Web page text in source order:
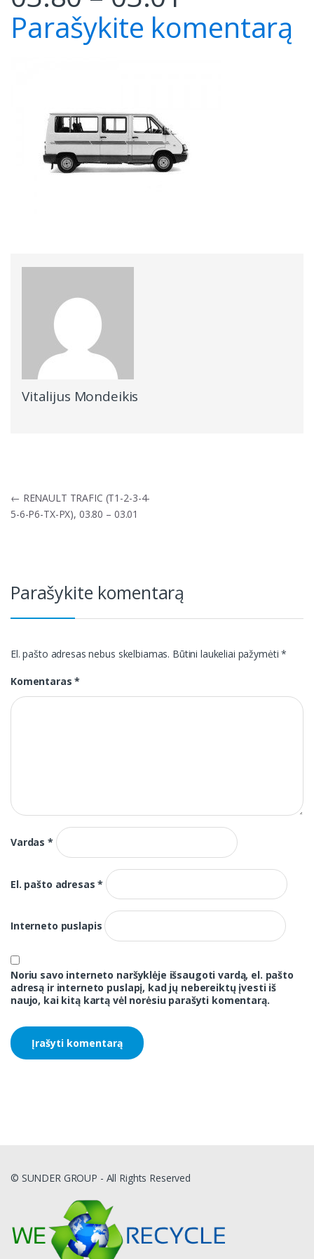
Parašykite komentarą
Vitalijus Mondeikis
Navigacija
tarp
įrašų
← RENAULT TRAFIC (T1-2-3-4-
5-6-P6-TX-PX), 03.80 – 03.01
Parašykite komentarą
El. pašto adresas nebus skelbiamas. Būtini laukeliai pažymėti*
Komentaras*
Vardas*
El. pašto adresas*
Interneto puslapis
Noriu savo interneto naršyklėje išsaugoti vardą, el. pašto
adresą ir interneto puslapį, kad jų nebereiktų įvesti iš
naujo, kai kitą kartą vėl norėsiu parašyti komentarą.
© SUNDER GROUP - All Rights Reserved